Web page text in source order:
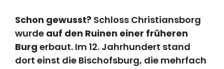
Schon gewusst? Schloss Christiansborg
wurde auf den Ruinen einer früheren
Burg erbaut. Im 12. Jahrhundert stand
dort einst die Bischofsburg, die mehrfach